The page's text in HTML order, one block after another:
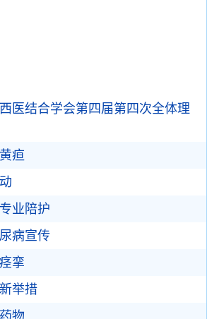
医结合学会第四届第四次全体理
疸
业陪护
病宣传
挛
举措
物